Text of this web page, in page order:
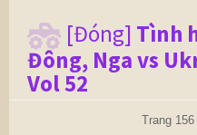
[Đóng] Tình
Đông, Nga vs
Vol 52
Trang